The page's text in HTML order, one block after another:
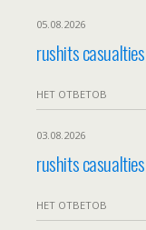
05.08.2026
rushits
НЕТ ОТВЕТОВ
03.08.2026
rushits
НЕТ ОТВЕТОВ